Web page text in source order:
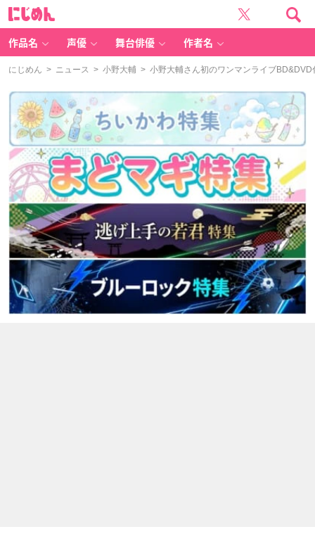
作品名 声優 舞台俳優 作者名
にじめん > ニュース > 小野大輔 > 小野大輔さん初のワンマンライブ